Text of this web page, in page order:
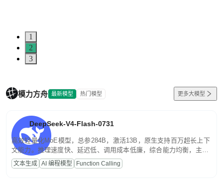
1
2
3
模力方舟 最新模型 热门模型 更多大模型
DeepSeek-V4-Flash-0731
高效轻量化MoE模型，总参284B，激活13B，原生支持百万超长上下
文能力。推理速度快、延迟低、调用成本低廉，综合能力均衡，主打
高并发、轻量化任务，适合日常对话、内容创作、基础 RAG、批量
文案处理等普惠刚需场景。
文本生成 AI 编程模型 Function Calling